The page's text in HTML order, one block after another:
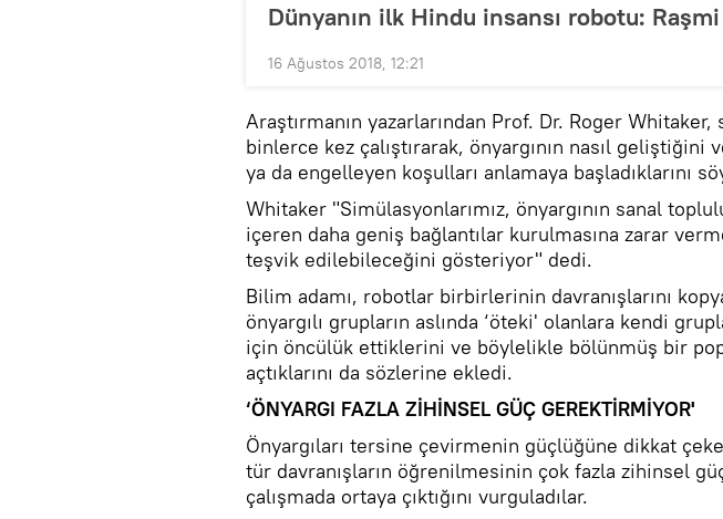
Dünyanın ilk Hindu insansı robotu: Raşmi
16 Ağustos 2018, 12:21
Araştırmanın yazarlarından Prof. Dr. Roger Whitaker,
binlerce kez çalıştırarak, önyargının nasıl geliştiğini
ya da engelleyen koşulları anlamaya başladıklarını
Whitaker "Simülasyonlarımız, önyargının sanal
içeren daha geniş bağlantılar kurulmasına zarar
teşvik edilebileceğini gösteriyor" dedi.
Bilim adamı, robotlar birbirlerinin davranışlarını
önyargılı grupların aslında ‘öteki' olanlara kendi
için öncülük ettiklerini ve böylelikle bölünmüş bir
açtıklarını da sözlerine ekledi.
‘ÖNYARGI FAZLA ZİHİNSEL GÜÇ GEREKTİRMİYOR'
Önyargıları tersine çevirmenin güçlüğüne dikkat
tür davranışların öğrenilmesinin çok fazla zihinsel
çalışmada ortaya çıktığını vurguladılar.